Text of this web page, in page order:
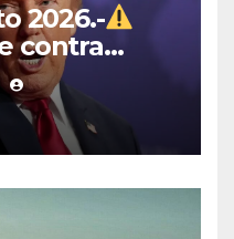
2026.-
contra
otras